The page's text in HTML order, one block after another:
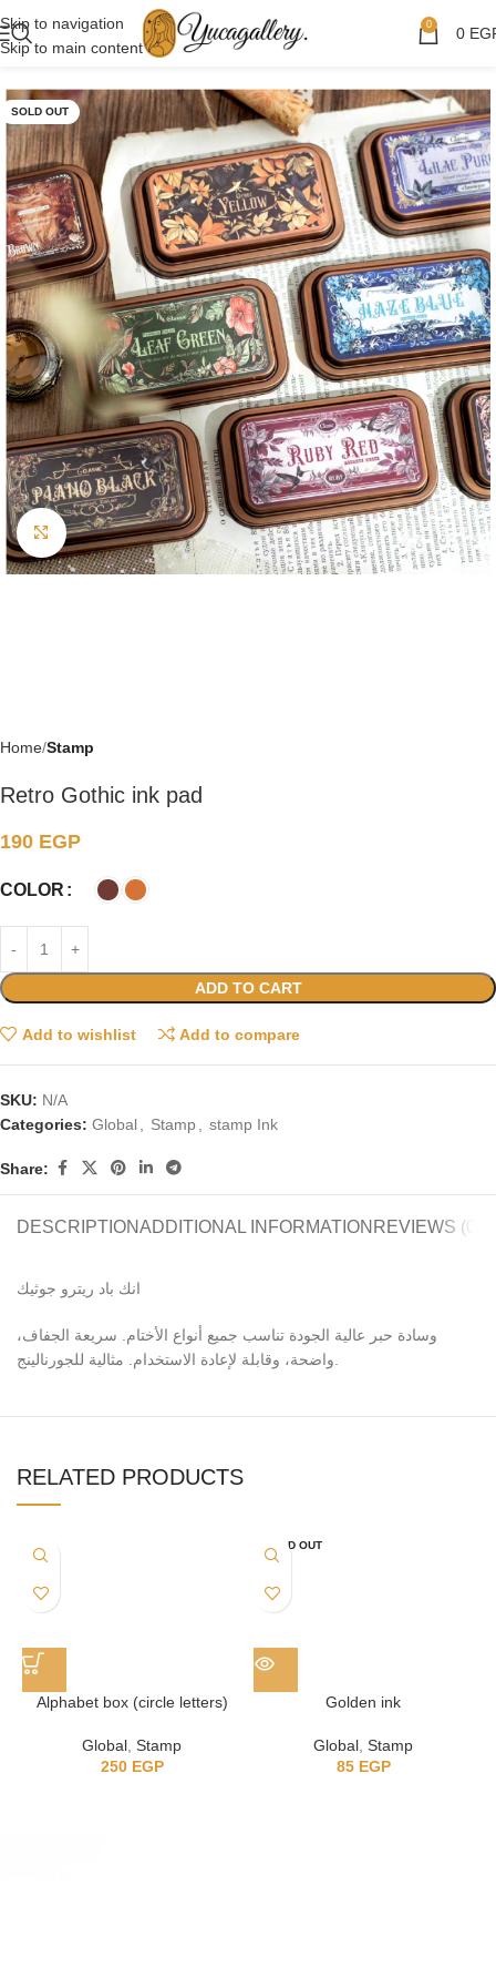
Skip to navigation
Skip to main content
0 0
SOLD OUT
Click to enlarge
Home Stamp
Retro Gothic ink pad
190 EGP
COLOR
ADD TO CART
Add to wishlist Add to compare
SKU: N/A
Categories: Global, Stamp, stamp Ink
Share:
DESCRIPTIONADDITIONAL INFORMATION REVIEWS (0)
انك باد ريترو جوثيك
وسادة حبر عالية الجودة تناسب جميع أنواع الأختام. سريعة الجفاف،
واضحة، وقابلة لإعادة الاستخدام. مثالية للجورنالينج.
RELATED PRODUCTS
Alphabet box (circle letters)
Global ,Stamp
250 EGP
SOLD OUT
Golden ink
Global ,Stamp
85 EGP